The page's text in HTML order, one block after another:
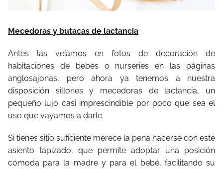
Mecedoras y butacas de lactancia
Antes las veíamos en fotos de decoración de
habitaciones de bebés o nurseries en las páginas
anglosajonas, pero ahora ya tenemos a nuestra
disposición sillones y mecedoras de lactancia, un
pequeño lujo casi imprescindible por poco que sea el
uso que vayamos a darle.
Si tienes sitio suficiente merece la pena hacerse con este
asiento tapizado, que permite adoptar una posición
cómoda para la madre y para el bebé, facilitando su